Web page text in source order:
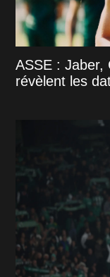
ASSE : Jaber,
révèlent les